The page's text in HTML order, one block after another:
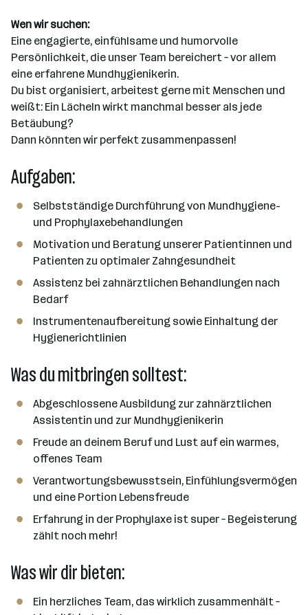
e
n
a
n
z
a
h
l
Wen wir suchen:
Eine engagierte, einfühlsame und humorvolle
Persönlichkeit, die unser Team bereichert – vor allem
eine erfahrene Mundhygienikerin.
Du bist organisiert, arbeitest gerne mit Menschen und
weißt: Ein Lächeln wirkt manchmal besser als jede
Betäubung?
Dann könnten wir perfekt zusammenpassen!
Aufgaben:
Selbstständige Durchführung von Mundhygiene-
und Prophylaxebehandlungen
Motivation und Beratung unserer Patientinnen und
Patienten zu optimaler Zahngesundheit
Assistenz bei zahnärztlichen Behandlungen nach
Bedarf
Instrumentenaufbereitung sowie Einhaltung der
Hygienerichtlinien
Was du mitbringen solltest:
Abgeschlossene Ausbildung zur zahnärztlichen
Assistentin und zur Mundhygienikerin
Freude an deinem Beruf und Lust auf ein warmes,
offenes Team
Verantwortungsbewusstsein, Einfühlungsvermögen
und eine Portion Lebensfreude
Erfahrung in der Prophylaxe ist super – Begeisterung
zählt noch mehr!
Was wir dir bieten:
Ein herzliches Team, das wirklich zusammenhält –